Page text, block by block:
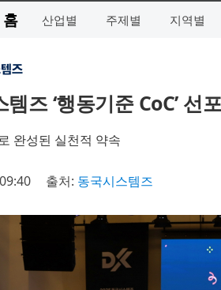
산업별 주제별 지역별
즈 ‘행동기준 CoC’ 선
완성된 실천적 약속
출처: 동국시스템즈